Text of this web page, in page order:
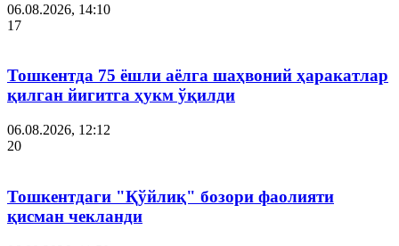
06.08.2026, 14:10
17
Тошкентда 75 ёшли аёлга шаҳвоний ҳаракатлар
қилган йигитга ҳукм ўқилди
06.08.2026, 12:12
20
Тошкентдаги "Қўйлиқ" бозори фаолияти
қисман чекланди